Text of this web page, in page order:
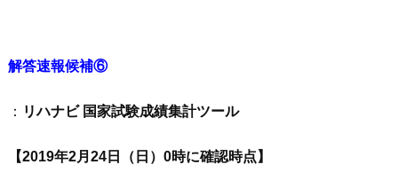
解答速報候補⑥
： リハナビ 国家試験成績集計ツール
【2019年2月24日（日）0時に確認時点】